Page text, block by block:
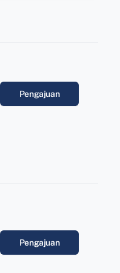
Pengajuan
Pengajuan